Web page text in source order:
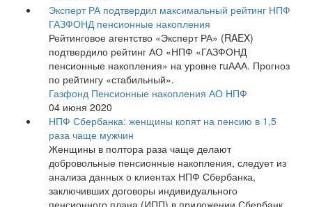
Эксперт РА подтвердил максимальный рейтинг НПФ
ГАЗФОНД пенсионные накопления
Рейтинговое агентство «Эксперт РА» (RAEX)
подтвердило рейтинг АО «НПФ «ГАЗФОНД
пенсионные накопления» на уровне ruААА. Прогноз
по рейтингу «стабильный».
Газфонд Пенсионные накопления АО НПФ
04 июня 2020
НПФ Сбербанка: женщины копят на пенсию в 1,5
раза чаще мужчин
Женщины в полтора раза чаще делают
добровольные пенсионные накопления, следует из
анализа данных о клиентах НПФ Сбербанка,
заключивших договоры индивидуального
пенсионного плана (ИПП) в приложении Сбербанк